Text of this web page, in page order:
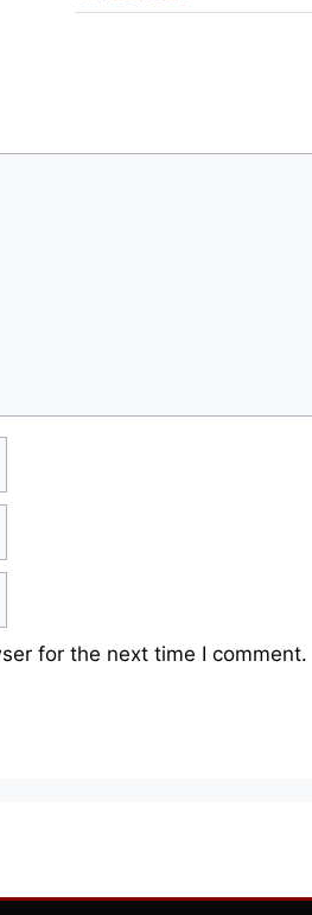
for the next time I comment.